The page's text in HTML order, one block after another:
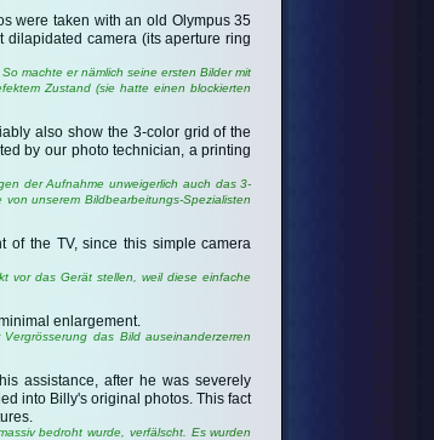
were taken with an old Olympus 35
camera (its aperture ring
machte er nämlich seine ersten Bilder mit
Zustand (sie hatte einen blockierten
also show the 3-color grid of the
by our photo technician, a printing
der Aufnahme unweigerlich auch das 3-
unserem Bildbearbeitungs-Spezialisten
of the TV, since this simple camera
vor das Gerät stellen, weil diese einfache
enlargement.
das Bild auseinanderzerren
assistance, after he was severely
into Billy's original photos. This fact
bedroht wurde, verfälscht. Es wurden